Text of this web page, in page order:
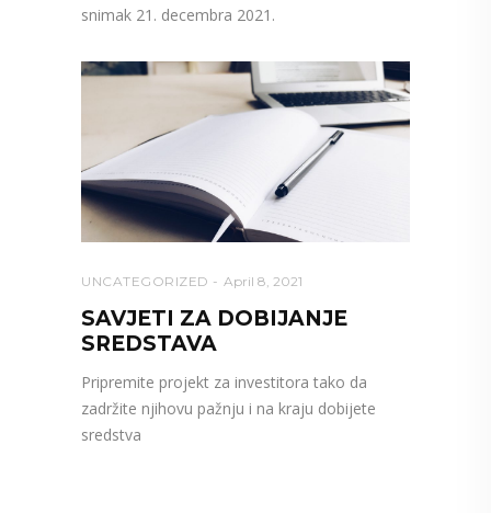
snimak 21. decembra 2021.
UNCATEGORIZED April 8, 2021
SAVJETI ZA DOBIJANJE
SREDSTAVA
Pripremite projekt za investitora tako da
zadržite njihovu pažnju i na kraju dobijete
sredstva